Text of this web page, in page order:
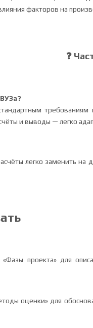
факторов на
❓
и выводы — легко
легко заменить на
«Фазы проекта» для
оценки» для